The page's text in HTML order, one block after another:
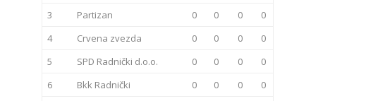
3
Partizan 0 0 0
0
4
Crvena zvezda 0 0 0
0
5
SPD Radnički d.o.o. 0 0 0
0
6
Bkk Radnički 0 0 0
0